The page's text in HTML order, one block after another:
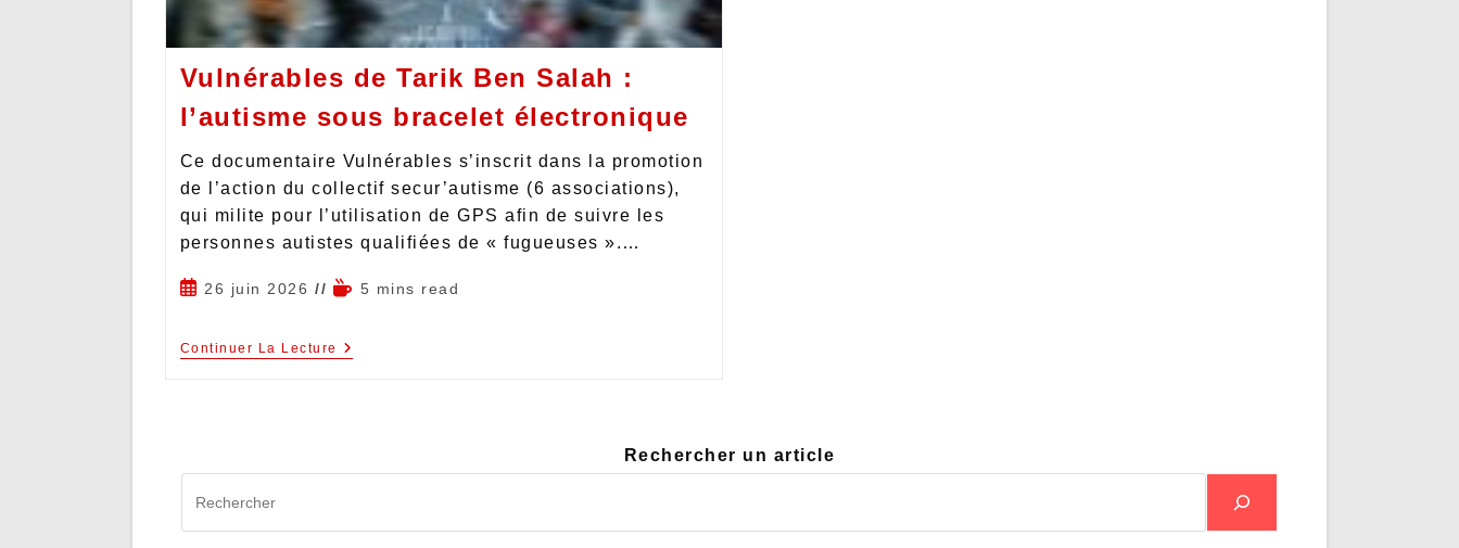
Vulnérables de Tarik Ben Salah :
l’autisme sous bracelet électronique
Ce documentaire Vulnérables s’inscrit dans la promotion
de l’action du collectif secur’autisme (6 associations),
qui milite pour l’utilisation de GPS afin de suivre les
personnes autistes qualifiées de « fugueuses ».…
26 juin 2026 5 mins read
Continuer La Lecture
Rechercher un article